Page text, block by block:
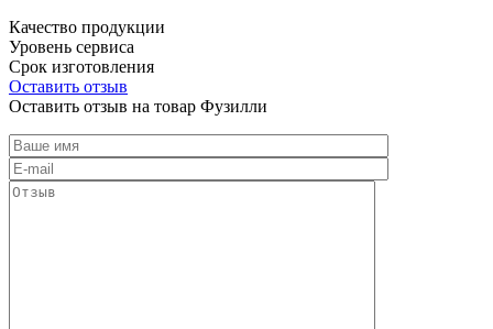
Качество продукции
Уровень сервиса
Срок изготовления
Оставить отзыв
Оставить отзыв на товар Фузилли